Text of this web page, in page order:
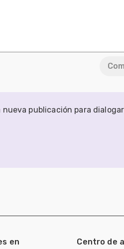
publicación para
en
Centro de